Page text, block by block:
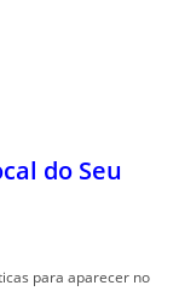
do Seu
para aparecer no